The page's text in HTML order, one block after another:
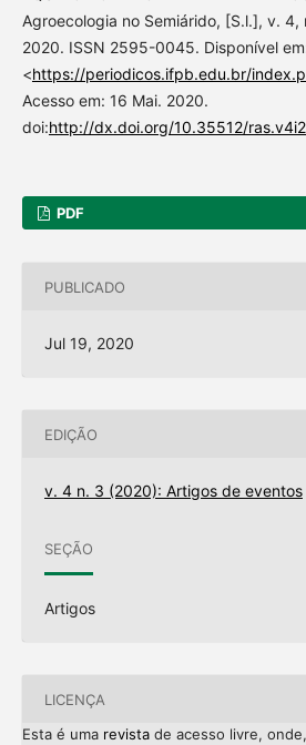
Agroecologia no Semiárido, [S.l.], v.
2020. ISSN 2595-0045. Disponível
<https://periodicos.ifpb.edu.br/
Acesso em: 16 Mai. 2020.
doi:http://dx.doi.org/10.35512/
PDF
PUBLICADO
Jul 19, 2020
EDIÇÃO
v. 4 n. 3 (2020): Artigos de eventos
SEÇÃO
Artigos
LICENÇA
Esta é uma revistade acesso livre,